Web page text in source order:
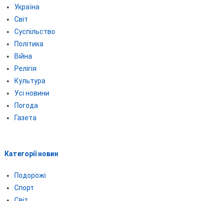
Україна
Світ
Суспільство
Політика
Війна
Релігія
Культура
Усі новини
Погода
Газета
Категорії новин
Подорожі
Спорт